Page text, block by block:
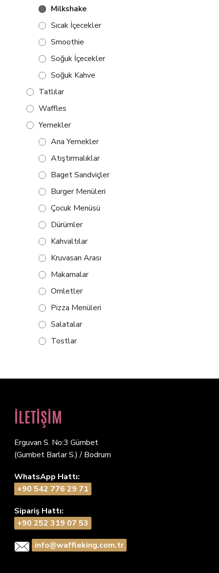
Milkshake
Sıcak İçecekler
Smoothie
Soğuk İçecekler
Soğuk Kahve
Tatlılar
Waffles
Yemekler
Ana Yemekler
Atıştırmalıklar
Baget Sandviçler
Burger Menüleri
Çocuk Menüsü
Dürümler
Kahvaltılar
Kruvasan Arası
Makarnalar
Omletler
Pizza Menüleri
Salatalar
Tostlar
İLETİŞİM
Erguvan S. No:3 Gümbet
(Gumbet Barlar S.) / Bodrum
WhatsApp Hattı:
+90 542 776 29 71
Sipariş Hattı:
+90 252 319 07 53
info@waffleking.com.tr